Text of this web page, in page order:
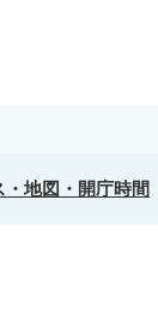
・地図・開庁時間